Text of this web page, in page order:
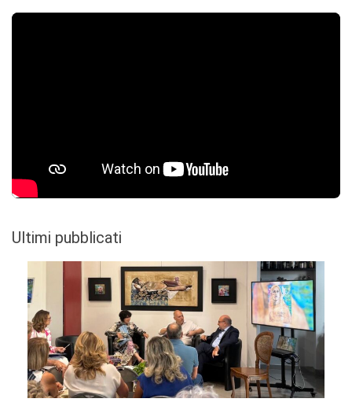
Ultimi pubblicati